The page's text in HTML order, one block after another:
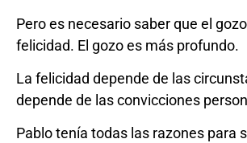
Pero es necesario saber que el
felicidad. El gozo es más profundo.
La felicidad depende de las
depende de las convicciones
Pablo tenía todas las razones para